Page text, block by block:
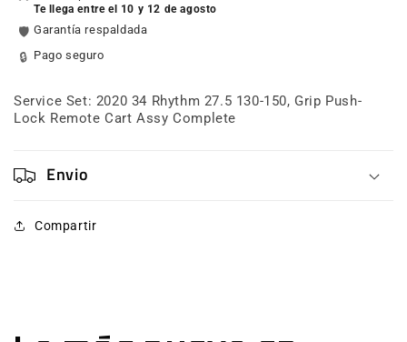
Rhythm
27.5
130-
Grip
Push-
Cart
Assy
Rhythm
27.5
Grip
Push-
Te llega entre el 10 y 12 de agosto
🛡️ Garantía respaldada
🔒 Pago seguro
Service Set: 2020 34 Rhythm 27.5 130-150, Grip Push-
Lock Remote Cart Assy Complete
Envio
Compartir